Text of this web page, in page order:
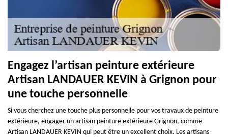
Engagez l’artisan peinture extérieure
Artisan LANDAUER KEVIN à Grignon pour
une touche personnelle
Si vous cherchez une touche plus personnelle pour vos travaux de peinture
extérieure, engager un artisan peinture extérieure Grignon, comme
Artisan LANDAUER KEVIN qui peut être un excellent choix. Les artisans